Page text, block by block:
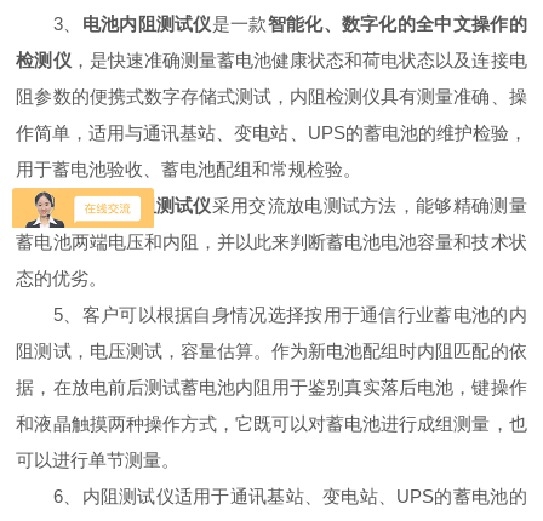
3、 电池内阻测试仪是一款智能化、数字化的全中文操作的
检测仪 ，是快速准确测量蓄电池健康状态和荷电状态以及连接电
阻参数的便携式数字存储式测试，内阻检测仪具有测量准确、操
作简单，适用与通讯基站、变电站、UPS的蓄电池的维护检验，
用于蓄电池验收、蓄电池配组和常规检验。
4、 电池内阻测试仪采用交流放电测试方法，能够精确测量
蓄电池两端电压和内阻，并以此来判断蓄电池电池容量和技术状
态的优劣。
5、客户可以根据自身情况选择按用于通信行业蓄电池的内
阻测试，电压测试，容量估算。作为新电池配组时内阻匹配的依
据，在放电前后测试蓄电池内阻用于鉴别真实落后电池，键操作
和液晶触摸两种操作方式，它既可以对蓄电池进行成组测量，也
可以进行单节测量。
6、内阻测试仪适用于通讯基站、变电站、UPS的蓄电池的